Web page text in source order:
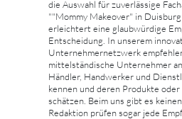
die Auswahl für zuverlässige
""Mommy Makeover" in
erleichtert eine glaubwürdige
Entscheidung. In unserem
Unternehmernetzwerk
mittelständische Unternehmer
Händler, Handwerker und
kennen und deren Produkte
schätzen. Beim uns gibt es
Redaktion prüfen sogar jede